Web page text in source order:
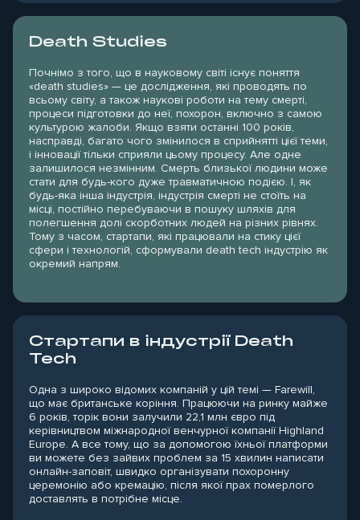
Death Studies
Почнімо з того, що в науковому світі існує поняття
«death studies» — це дослідження, які проводять по
всьому світу, а також наукові роботи на тему смерті,
процеси підготовки до неї, похорон, включно з самою
культурою жалоби. Якщо взяти останні 100 років,
насправді, багато чого змінилося в сприйнятті цієї теми,
і інновації тільки сприяли цьому процесу. Але одне
залишилося незмінним. Смерть близької людини може
стати для будь-кого дуже травматичною подією. І, як
будь-яка інша індустрія, індустрія смерті не стоїть на
місці, постійно перебуваючи в пошуку шляхів для
полегшення долі скорботних людей на різних рівнях.
Тому з часом, стартапи, які працювали на стику цієї
сфери і технологій, сформували death tech індустрію як
окремий напрям.
Стартапи в індустрії Death
Tech
Одна з широко відомих компаній у цій темі — Farewill,
що має британське коріння. Працюючи на ринку майже
6 років, торік вони залучили 22,1 млн євро під
керівництвом міжнародної венчурної компанії Highland
Europe. А все тому, що за допомогою їхньої платформи
ви можете без зайвих проблем за 15 хвилин написати
онлайн-заповіт, швидко організувати похоронну
церемонію або кремацію, після якої прах померлого
доставлять в потрібне місце.